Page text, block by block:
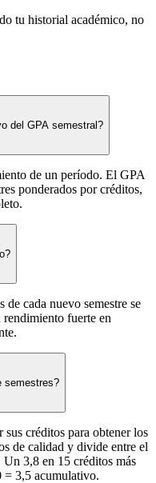
tu historial académico, no
del GPA semestral?
de un período. El GPA
ponderados por créditos,
cada nuevo semestre se
fuerte en
semestres?
créditos para obtener los
de calidad y divide entre el
Un 3,8 en 15 créditos más
= 3,5 acumulativo.